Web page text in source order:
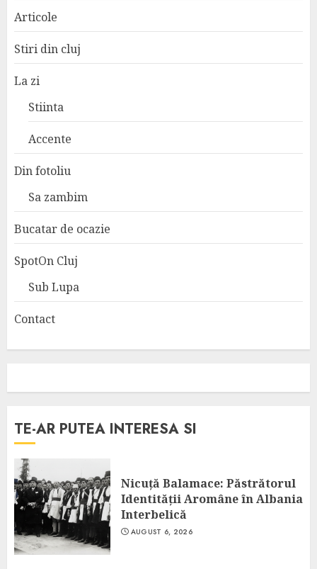
Articole
Stiri din cluj
La zi
Stiinta
Accente
Din fotoliu
Sa zambim
Bucatar de ocazie
SpotOn Cluj
Sub Lupa
Contact
TE-AR PUTEA INTERESA SI
Nicuță Balamace: Păstrătorul
Identității Aromâne în Albania
Interbelică
AUGUST 6, 2026